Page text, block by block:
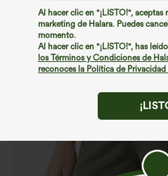
Al hacer clic en "¡LISTO!",
marketing de Halara. Puedes
momento.
Al hacer clic en "¡LISTO!", has
los Términos y Condiciones de
reconoces la Política de Privacidad